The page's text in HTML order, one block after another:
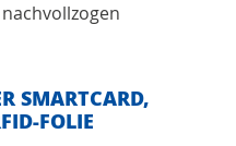
SMARTCARD,
FOLIE